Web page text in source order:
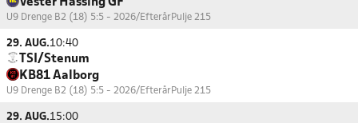
Vester Hassing GF
U9 Drenge B2 (18) 5:5 - 2026/EfterårPulje 215
29. AUG.10:40
TSI/Stenum
KB81 Aalborg
U9 Drenge B2 (18) 5:5 - 2026/EfterårPulje 215
29. AUG.15:00